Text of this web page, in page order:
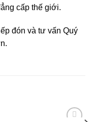
cấp thế giới.
đón và tư vấn Quý